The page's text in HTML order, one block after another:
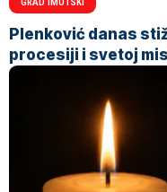
Plenković danas
procesiji i svetoj